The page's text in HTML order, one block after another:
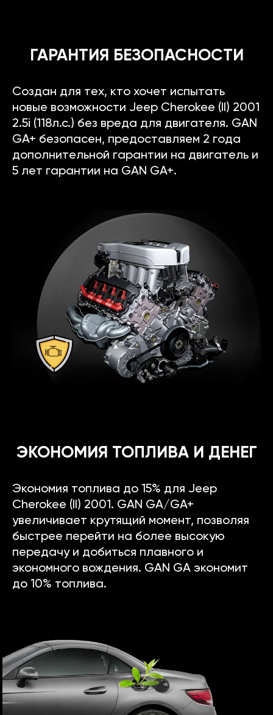
ГАРАНТИЯ БЕЗОПАСНОСТИ
Создан для тех, кто хочет испытать
новые возможности Jeep Cherokee (II) 2001
2.5i (118л.с.) без вреда для двигателя. GAN
GA+ безопасен, предоставляем 2 года
дополнительной гарантии на двигатель и
5 лет гарантии на GAN GA+.
ЭКОНОМИЯ ТОПЛИВА И ДЕНЕГ
Экономия топлива до 15% для Jeep
Cherokee (II) 2001. GAN GA/GA+
увеличивает крутящий момент, позволяя
быстрее перейти на более высокую
передачу и добиться плавного и
экономного вождения. GAN GA экономит
до 10% топлива.